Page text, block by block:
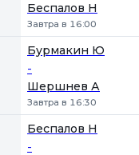
Беспалов Н
Завтра в 16:00
Бурмакин Ю
-
Шершнев А
Завтра в 16:30
Беспалов Н
-